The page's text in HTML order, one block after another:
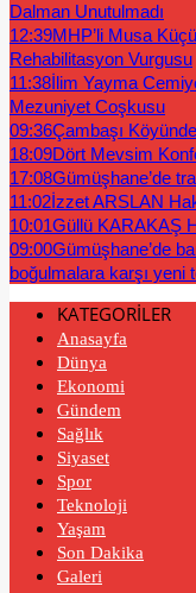
Dalman Unutulmadı
12:39MHP’li Musa
Rehabilitasyon Vurgusu
11:38İlim Yayma
Mezuniyet Coşkusu
09:36Çambaşı
18:09Dört Mevsim
17:08Gümüşhane’de
11:02İzzet ARSLAN
10:01Güllü KARAKAŞ
09:00Gümüşhane’de
boğulmalara karşı yeni
KATEGORİLER
Anasayfa
Dünya
Ekonomi
Gündem
Sağlık
Siyaset
Spor
Teknoloji
Yaşam
Son Dakika
Galeri